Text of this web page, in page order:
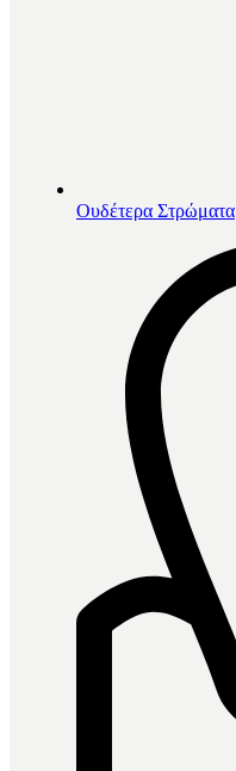
Ουδέτερα Στρώματα